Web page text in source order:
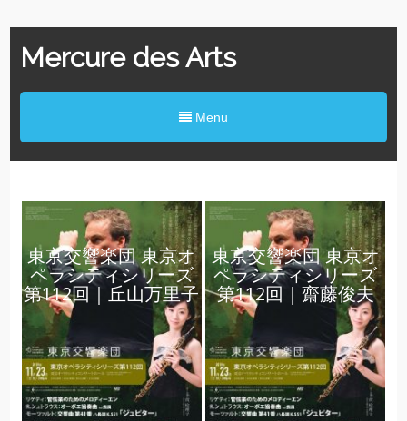
Mercure des Arts
Menu
東京交響楽団 東京オ
ペラシティシリーズ
第112回｜丘山万里子
東京交響楽団 東京オ
ペラシティシリーズ
第112回｜齋藤俊夫